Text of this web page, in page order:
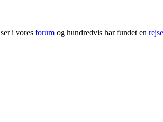
i vores forum og hundredvis har fundet en